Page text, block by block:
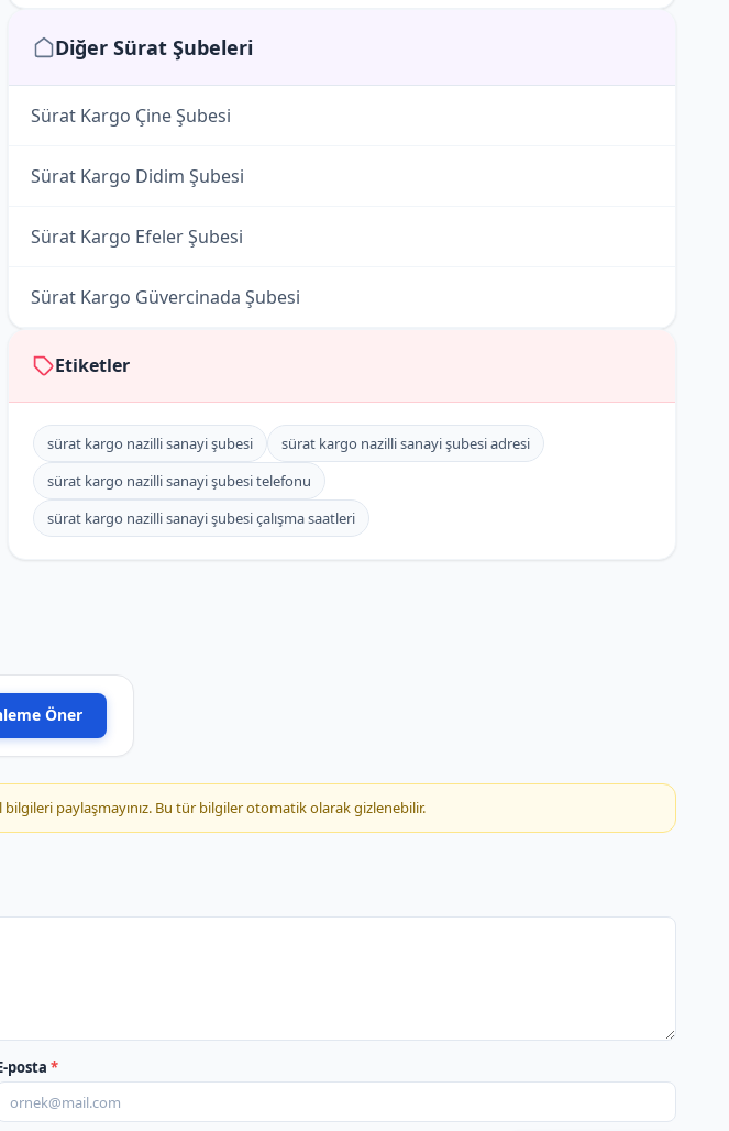
Diğer Sürat Şubeleri
Sürat Kargo Çine Şubesi
Sürat Kargo Didim Şubesi
Sürat Kargo Efeler Şubesi
Sürat Kargo Güvercinada Şubesi
Sürat Kargo İncirkent Şubesi
Sürat Kargo Nazilli Şubesi
Sürat Kargo Söke Şubesi
Etiketler
sürat kargo nazilli sanayi şubesi
sürat kargo nazilli sanayi şubesi adresi
sürat kargo nazilli sanayi şubesi telefonu
sürat kargo nazilli sanayi şubesi çalışma saatleri
Öner
paylaşmayınız. Bu tür bilgiler otomatik olarak gizlenebilir.
posta *